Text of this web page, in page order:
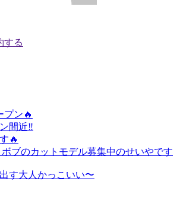
する
プン🔥
間近‼️
🔥
ブのカットモデル募集中のせいやです
す大人かっこいい〜